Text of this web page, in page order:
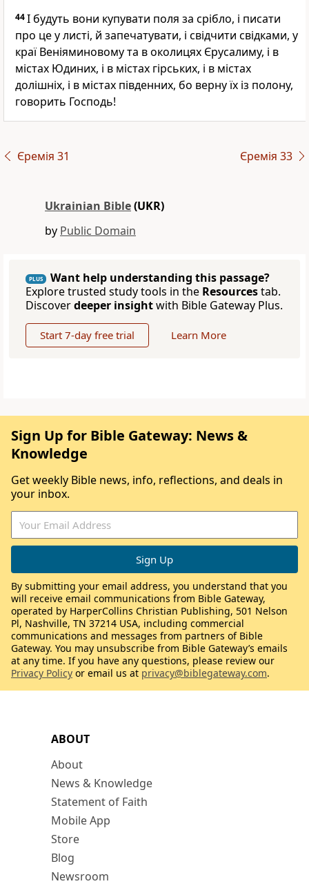
44І будуть вони купувати поля за срібло, і писати
про це у листі, й запечатувати, і свідчити свідками, у
краї Веніяминовому та в околицях Єрусалиму, і в
містах Юдиних, і в містах гірських, і в містах
долішніх, і в містах південних, бо верну їх із полону,
говорить Господь!
Єремія 31 Єремія 33
Ukrainian Bible(UKR)
by Public Domain
PLUS
Want help understanding this passage?
Explore trusted study tools in the Resourcestab.
Discoverdeeper insightwith Bible Gateway Plus.
Start 7-day free trial Learn More
ABOUT
About
News & Knowledge
Statement of Faith
Mobile App
Store
Blog
Newsroom
Sign Up for Bible Gateway: News &
Knowledge
Get weekly Bible news, info, reflections, and deals in
your inbox.
By submitting your email address, you understand that you
will receive email communications from Bible Gateway,
operated by HarperCollins Christian Publishing, 501 Nelson
Pl, Nashville, TN 37214 USA, including commercial
communications and messages from partners of Bible
Gateway. You may unsubscribe from Bible Gateway’s emails
at any time. If you have any questions, please review our
Privacy Policy or email us at privacy@biblegateway.com.